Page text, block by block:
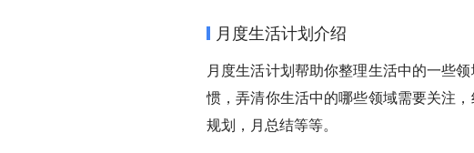
月度生活计划介绍
月度生活计划帮助你整理生活中的一些
惯，弄清你生活中的哪些领域需要关注
规划，月总结等等。